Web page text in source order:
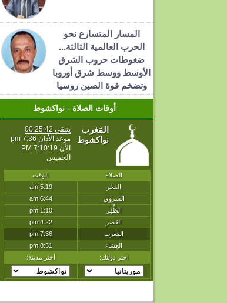
المسار المتسارع نحو
الحرب العالمية الثالثة...
ضغوطات حروب الشرق
الأوسط ووسط شرق أوروبا
وتضخم قوة الصين روسيا
أوقات الصلاة - نواكشوط